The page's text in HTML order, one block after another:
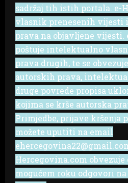
sadržaj tih istih portala. e-
vlasnik prenesenih vijesti
prava na objavljene vijesti.
poštuje intelektualno
prava drugih, te se
autorskih prava,
druge povrede propisa
kojima se krše autorska
Primjedbe, prijave kršenja
možete uputiti na email
Hercegovina.com obvezuje
mogućem roku odgovori